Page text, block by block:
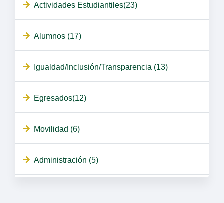
Actividades Estudiantiles(23)
Alumnos (17)
Igualdad/Inclusión/Transparencia (13)
Egresados(12)
Movilidad (6)
Administración (5)